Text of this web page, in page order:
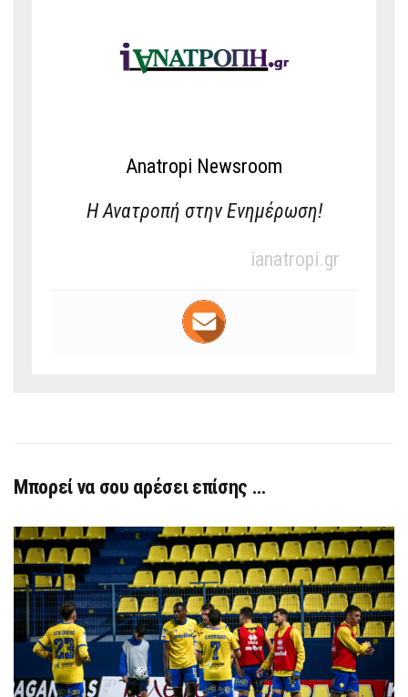
Anatropi Newsroom
Η Ανατροπή στην Ενημέρωση!
ianatropi.gr
Μπορεί να σου αρέσει επίσης …